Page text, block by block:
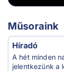
Műsoraink
Híradó
A hét minden
jelentkezünk a